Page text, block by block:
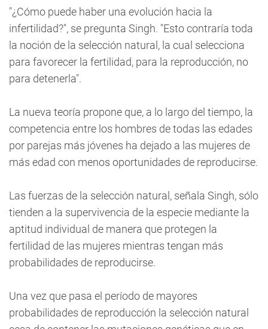
"¿Cómo puede haber una evolución hacia la
infertilidad?", se pregunta Singh. "Esto contraría toda
la noción de la selección natural, la cual selecciona
para favorecer la fertilidad, para la reproducción, no
para detenerla".
La nueva teoría propone que, a lo largo del tiempo, la
competencia entre los hombres de todas las edades
por parejas más jóvenes ha dejado a las mujeres de
más edad con menos oportunidades de reproducirse.
Las fuerzas de la selección natural, señala Singh, sólo
tienden a la supervivencia de la especie mediante la
aptitud individual de manera que protegen la
fertilidad de las mujeres mientras tengan más
probabilidades de reproducirse.
Una vez que pasa el período de mayores
probabilidades de reproducción la selección natural